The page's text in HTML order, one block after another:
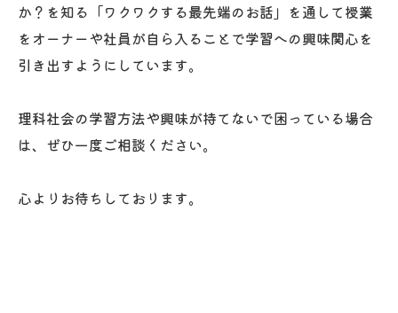
か？を知る「ワクワクする最先端のお話」を通して授業
をオーナーや社員が自ら入ることで学習への興味関心を
引き出すようにしています。
理科社会の学習方法や興味が持てないで困っている場合
は、ぜひ一度ご相談ください。
心よりお待ちしております。